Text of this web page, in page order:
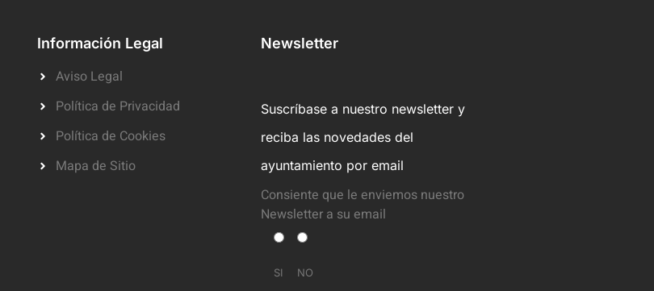
Información Legal
Aviso Legal
Política de Privacidad
Política de Cookies
Mapa de Sitio
Newsletter
Suscríbase a nuestro newsletter y
reciba las novedades del
ayuntamiento por email
Consiente que le enviemos nuestro
Newsletter a su email
SI NO